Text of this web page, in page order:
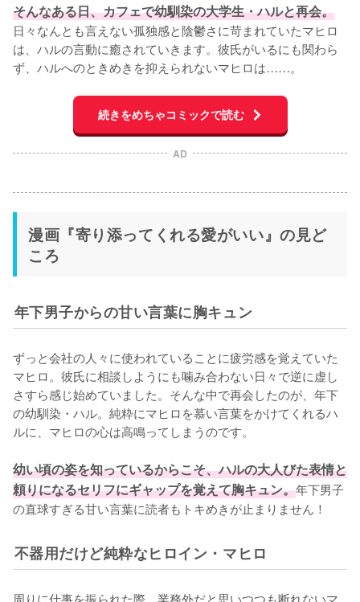
そんなある日、カフェで幼馴染の大学生・ハルと再会。
日々なんとも言えない孤独感と陰鬱さに苛まれていたマヒロ
は、ハルの言動に癒されていきます。彼氏がいるにも関わら
ず、ハルへのときめきを抑えられないマヒロは……。
続きをめちゃコミックで読む
AD
漫画『寄り添ってくれる愛がいい』の見ど
ころ
年下男子からの甘い言葉に胸キュン
ずっと会社の人々に使われていることに疲労感を覚えていた
マヒロ。彼氏に相談しようにも噛み合わない日々で逆に虚し
さすら感じ始めていました。そんな中で再会したのが、年下
の幼馴染・ハル。純粋にマヒロを慕い言葉をかけてくれるハ
ルに、マヒロの心は高鳴ってしまうのです。
幼い頃の姿を知っているからこそ、ハルの大人びた表情と
頼りになるセリフにギャップを覚えて胸キュン。年下男子
の直球すぎる甘い言葉に読者もトキめきが止まりません！
不器用だけど純粋なヒロイン・マヒロ
周りに仕事を振られた際、業務外だと思いつつも断れないマ